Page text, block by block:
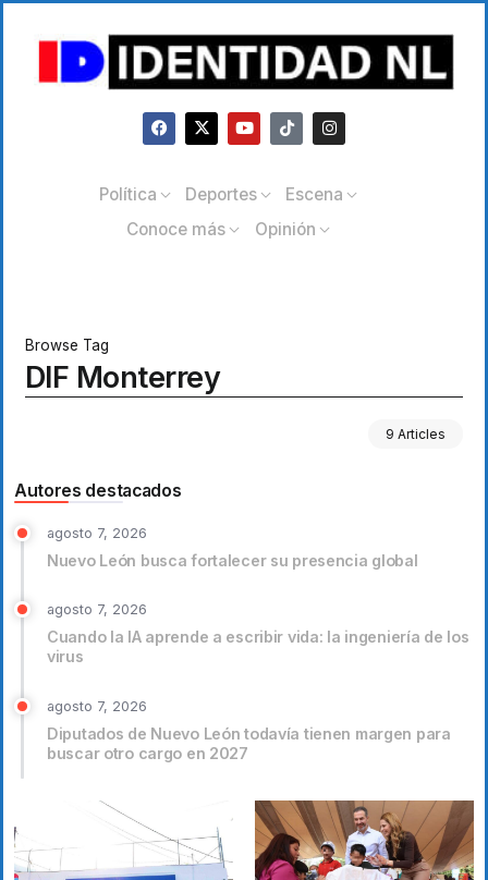
Política Deportes
Escena
Conoce más
Opinión
Browse Tag
DIF Monterrey
9 Articles
Autores destacados
agosto 7, 2026
Nuevo León busca fortalecer su presencia global
agosto 7, 2026
Cuando la IA aprende a escribir vida: la ingeniería de los
virus
agosto 7, 2026
Diputados de Nuevo León todavía tienen margen para
buscar otro cargo en 2027